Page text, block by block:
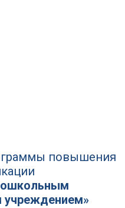
повышения
учреждением»